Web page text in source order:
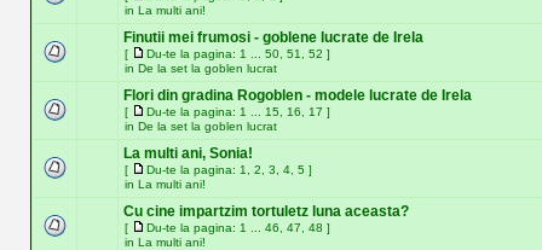
in La multi ani!
Finutii mei frumosi - goblene lucrate de Irela
[ Du-te la pagina: 1 50 51 52 ]
in De la set la goblen lucrat
Flori din gradina Rogoblen - modele lucrate de Irela
[ Du-te la pagina: 1 15 16 17 ]
in De la set la goblen lucrat
La multi ani, Sonia!
[ Du-te la pagina: 1 2 3 4 5 ]
in La multi ani!
Cu cine impartzim tortuletz luna aceasta?
[ Du-te la pagina: 1 46 47 48 ]
in La multi ani!